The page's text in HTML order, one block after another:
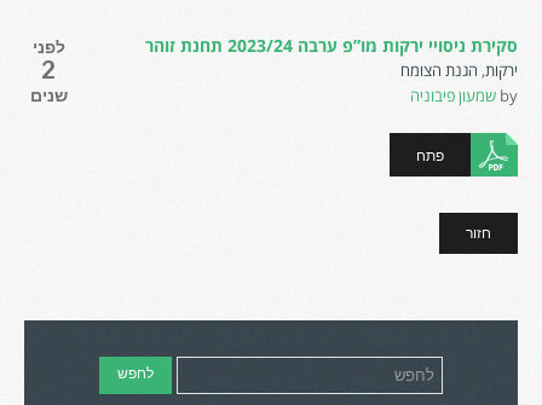
לפני
2
שנים
סקירת ניסויי ירקות מו”פ ערבה 2023/24 תחנת זוהר
ירקות, הגנת הצומח
by שמעון פיבוניה
פתח
חזור